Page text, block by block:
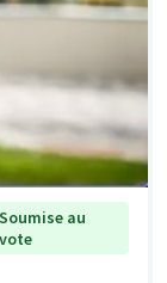
Soumise au
vote